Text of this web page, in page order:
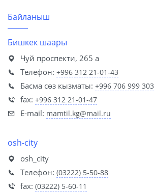
Байланыш
Бишкек шаары
Чуй проспекти, 265 а
Телефон: +996 312 21-01-43
Басма сөз кызматы: +996 706 999 303
fax: +996 312 21-01-47
E-mail: mamtil.kg@mail.ru
osh-city
osh_city
Телефон: (03222) 5-50-88
fax: (03222) 5-60-11